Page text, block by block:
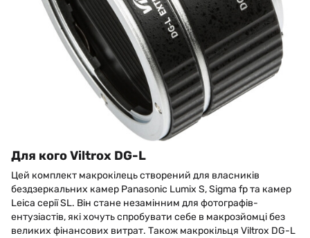
Для кого Viltrox DG-L
Цей комплект макрокілець створений для власників
бездзеркальних камер Panasonic Lumix S, Sigma fp та камер
Leica серії SL. Він стане незамінним для фотографів-
ентузіастів, які хочуть спробувати себе в макрозйомці без
великих фінансових витрат. Також макрокільця Viltrox DG-L